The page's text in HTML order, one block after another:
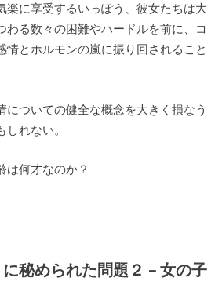
楽に享受するいっぽう、彼女たちは大
わる数々の困難やハードルを前に、コ
情とホルモンの嵐に振り回されること
についての健全な概念を大きく損なう
れない。
は何才なのか？
秘められた問題２ – 女の子